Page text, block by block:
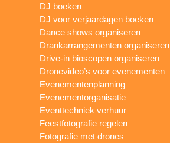
DJ boeken
DJ voor verjaardagen boeken
Dance shows organiseren
Drankarrangementen organiseren
Drive-in bioscopen organiseren
Dronevideo’s voor evenementen
Evenementenplanning
Evenementorganisatie
Eventtechniek verhuur
Feestfotografie regelen
Fotografie met drones